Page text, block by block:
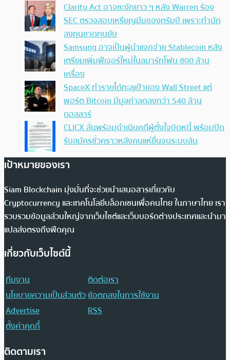
Clarity Act อาจชะงักยาว ๆ หลัง Warren ร้อง
SEC ตรวจสอบเหรียญมีมของทรัมป์ เพราะทำนัก
ลงทุนขาดทุนยับ
Samsung อาจเป็นผู้นำแจกจ่าย Stablecoin หลัง
เตรียมเพิ่มฟีเจอร์ใหม่ในสมาร์ทโฟน 800 ล้าน
เครื่อง
SpaceX ทำรายได้ทะลุเป้าของ Wall Street แต่
พอร์ต Bitcoin มีมูลค่าลดลงกว่า 540 ล้าน
ดอลลาร์
CLICX ลั่นพร้อมดำเนินคดีผู้ตั้งใจบิดหนี้ พร้อมปิด
รับสมัครชั่วคราวหลังคนแห่ยื่นจนระบบล้น
เป้าหมายของเรา
Siam Blockchain มุ่งมั่นที่จะช่วยนำเสนอสารเกี่ยวกับ
Cryptocurrency และเทคโนโลยีบล็อกเชนเพื่อคนไทย ในภาษาไทย เรา
รวบรวมข้อมูลส่วนใหญ่จากเว็บไซต์และเว็บบอร์ดต่างประเทศและนำมา
แปลส่งตรงถึงฟีดคุณ
เกี่ยวกับเว็บไซต์นี้
ทีมงาน
ติดต่อเรา
นโยบายความเป็นส่วนตัวข้อตกลงในการใช้งาน
Advertise
RSS
ตั้งค่าคุกกี้
ติดตามเรา